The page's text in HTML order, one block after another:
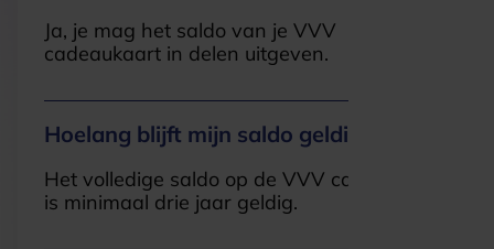
Ja, je mag het saldo van je VVV
cadeaukaart in delen uitgeven.
Hoelang blijft mijn saldo geldig?
Het volledige saldo op de VVV cadeaukaart
is minimaal drie jaar geldig.